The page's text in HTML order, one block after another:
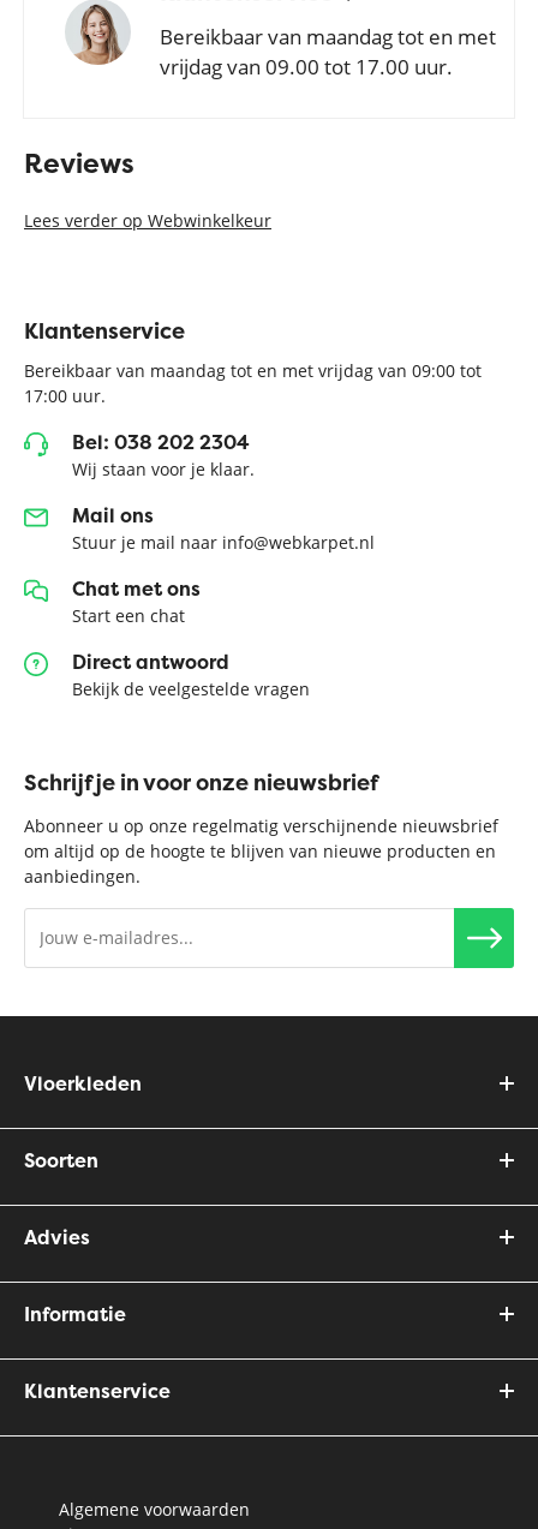
Bereikbaar van maandag tot en met
vrijdag van 09.00 tot 17.00 uur.
Reviews
Lees verder op Webwinkelkeur
Klantenservice
Bereikbaar van maandag tot en met vrijdag van 09:00 tot
17:00 uur.
Bel: 038 202 2304
Wij staan voor je klaar.
Mail ons
Stuur je mail naar info@webkarpet.nl
Chat met ons
Start een chat
Direct antwoord
Bekijk de veelgestelde vragen
Schrijf je in voor onze nieuwsbrief
Abonneer u op onze regelmatig verschijnende nieuwsbrief
om altijd op de hoogte te blijven van nieuwe producten en
aanbiedingen.
Vloerkleden
Soorten
Advies
Informatie
Klantenservice
Algemene voorwaarden